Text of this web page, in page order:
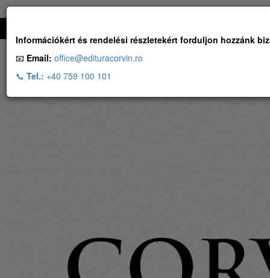
Információkért és rendelési részletekért forduljon hozzánk
📧 Email: office@edituracorvin.ro
📞 Tel.: +40 759 100 101